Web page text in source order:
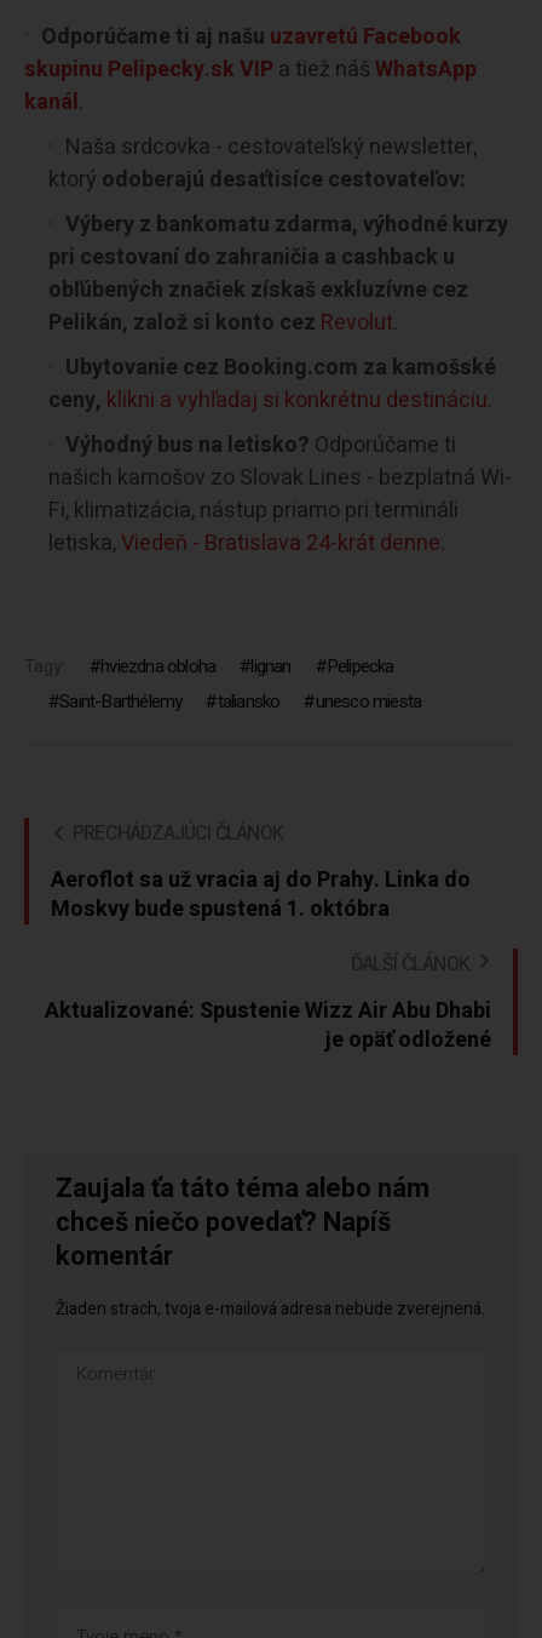
Odporúčame ti aj našu uzavretú Facebook
skupinu Pelipecky.sk VIP a tiež nášWhatsApp
kanál.
Naša srdcovka - cestovateľský newsletter,
ktorý odoberajú desaťtisíce cestovateľov:
Výbery z bankomatu zdarma, výhodné kurzy
pri cestovaní do zahraničia a cashback u
obľúbených značiek získaš exkluzívne cez
Pelikán, založ si konto cez Revolut.
Ubytovanie cez Booking.com za kamošské
ceny, klikni a vyhľadaj si konkrétnu destináciu.
Výhodný bus na letisko? Odporúčame ti
našich kamošov zo Slovak Lines - bezplatná Wi-
Fi, klimatizácia, nástup priamo pri termináli
letiska,Viedeň - Bratislava 24-krát denne.
Tagy: hviezdna obloha lignan
Pelipecka
Saint-Barthélemy
taliansko unesco miesta
PRECHÁDZAJÚCI ČLÁNOK
Aeroflot sa už vracia aj do Prahy. Linka do
Moskvy bude spustená 1. októbra
ĎALŠÍ ČLÁNOK
Aktualizované: Spustenie Wizz Air Abu Dhabi
je opäť odložené
Zaujala ťa táto téma alebo nám
chceš niečo povedať? Napíš
komentár
Žiaden strach, tvoja e-mailová adresa nebude zverejnená.